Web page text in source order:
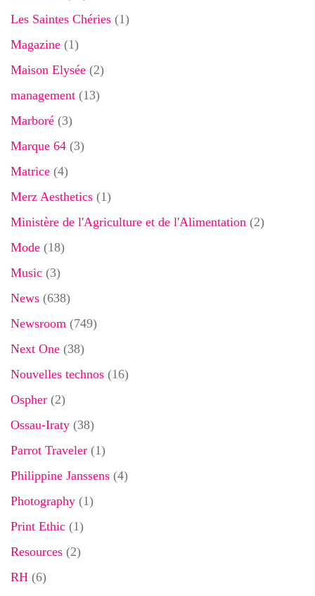
Les Saintes Chéries (1)
Magazine (1)
Maison Elysée (2)
management (13)
Marboré (3)
Marque 64 (3)
Matrice (4)
Merz Aesthetics (1)
Ministère de l'Agriculture et de l'Alimentation (2)
Mode (18)
Music (3)
News (638)
Newsroom (749)
Next One (38)
Nouvelles technos (16)
Ospher (2)
Ossau-Iraty (38)
Parrot Traveler (1)
Philippine Janssens (4)
Photography (1)
Print Ethic (1)
Resources (2)
RH (6)